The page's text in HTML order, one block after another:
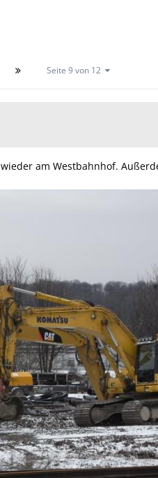
Seite 9 von 12
am Westbahnhof.